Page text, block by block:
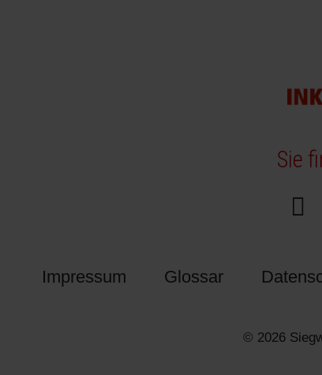
Sie
Impressum Glossar
© 2026